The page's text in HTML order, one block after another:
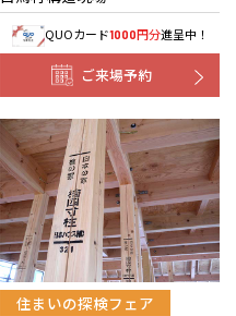
QUOカード1000円分進呈中！
ご来場予約
住まいの探検フェア